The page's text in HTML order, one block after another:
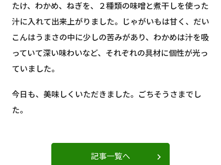
たけ、わかめ、ねぎを、２種類の味噌と煮干しを使った
汁に入れて出来上がりました。じゃがいもは甘く、だい
こんはうまさの中に少しの苦みがあり、わかめは汁を吸
っていて深い味わいなど、それぞれの具材に個性が光っ
ていました。
今日も、美味しくいただきました。ごちそうさまでし
た。
記事一覧へ